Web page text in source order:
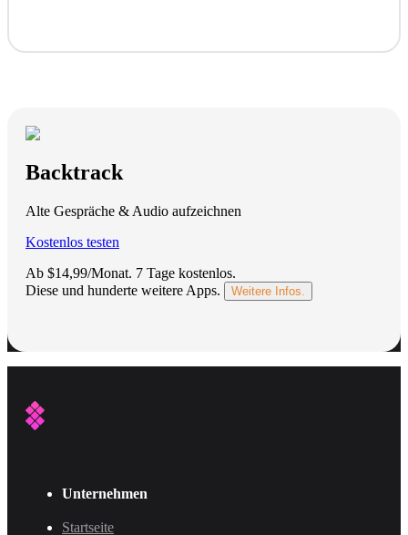
Backtrack
Alte Gespräche & Audio aufzeichnen
Kostenlos testen
Ab $14,99/Monat. 7 Tage kostenlos.
Diese und hunderte weitere Apps.
Weitere Infos.
Unternehmen
Startseite